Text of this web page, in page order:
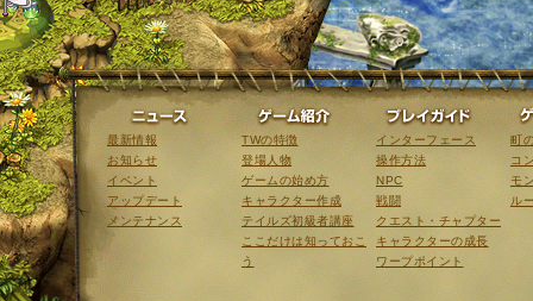
ニュース
最新情報
お知らせ
イベント
アップデート
メンテナンス
ゲーム紹介
TWの特徴
登場人物
ゲームの始め方
キャラクター作成
テイルズ初級者講座
ここだけは知っておこ
う
インターフェース
操作方法
NPC
戦闘
クエスト・チャプター
キャラクターの成長
ワープポイント
町
コ
モ
ル